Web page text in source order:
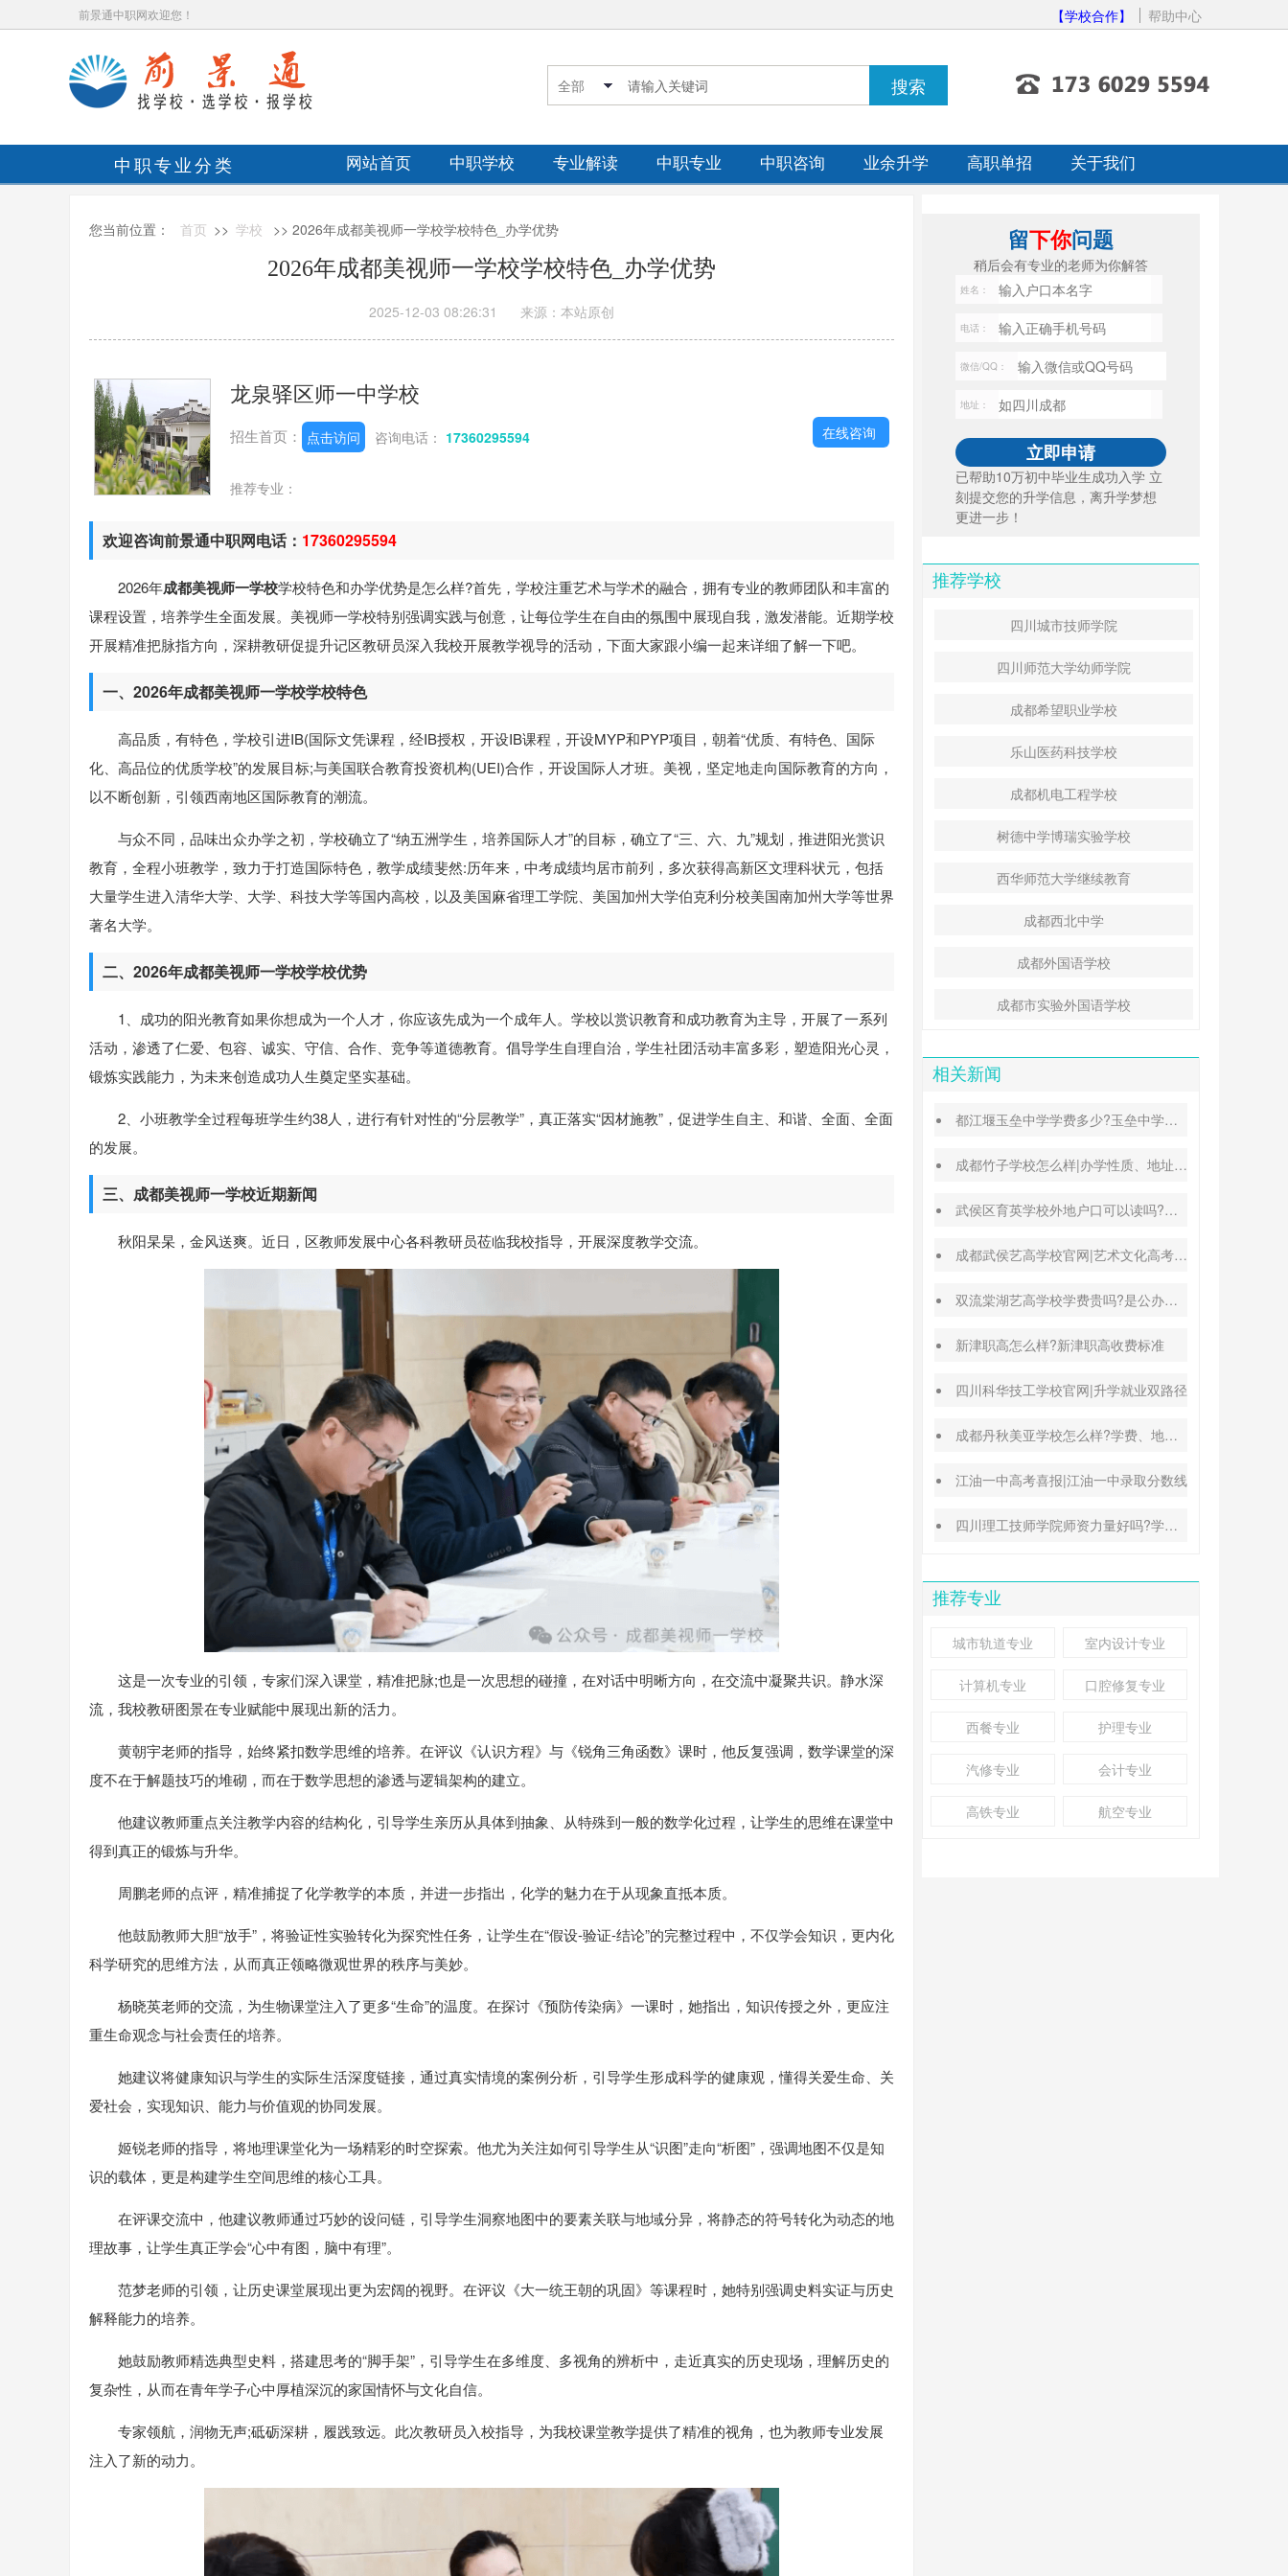
前景通中职网欢迎您！ 【学校合作】 帮助中心
中职专业分类 网站首页 中职学校 专业解读 中职专业 中职咨询 业余升学 高职单招 关于我们
您当前位置： 首页 >> 学校 >> 2026年成都美视师一学校学校特色_办学优势
2026年成都美视师一学校学校特色_办学优势
2025-12-03 08:26:31 来源：本站原创
龙泉驿区师一中学校
招生首页： 点击访问 咨询电话： 17360295594
推荐专业：
在线咨询
欢迎咨询前景通中职网电话： 17360295594
2026年成都美视师一学校学校特色和办学优势是怎么样?首先，学校注重艺术与学术的融合，拥有专业的教师团队和丰富的
课程设置，培养学生全面发展。美视师一学校特别强调实践与创意，让每位学生在自由的氛围中展现自我，激发潜能。近期学校
开展精准把脉指方向，深耕教研促提升记区教研员深入我校开展教学视导的活动，下面大家跟小编一起来详细了解一下吧。
一、2026年成都美视师一学校学校特色
高品质，有特色，学校引进IB(国际文凭课程，经IB授权，开设IB课程，开设MYP和PYP项目，朝着“优质、有特色、国际
化、高品位的优质学校”的发展目标;与美国联合教育投资机构(UEI)合作，开设国际人才班。美视，坚定地走向国际教育的方向，
以不断创新，引领西南地区国际教育的潮流。
与众不同，品味出众办学之初，学校确立了“纳五洲学生，培养国际人才”的目标，确立了“三、六、九”规划，推进阳光赏识
教育，全程小班教学，致力于打造国际特色，教学成绩斐然:历年来，中考成绩均居市前列，多次获得高新区文理科状元，包括
大量学生进入清华大学、大学、科技大学等国内高校，以及美国麻省理工学院、美国加州大学伯克利分校美国南加州大学等世界
著名大学。
二、2026年成都美视师一学校学校优势
1、成功的阳光教育如果你想成为一个人才，你应该先成为一个成年人。学校以赏识教育和成功教育为主导，开展了一系列
活动，渗透了仁爱、包容、诚实、守信、合作、竞争等道德教育。倡导学生自理自治，学生社团活动丰富多彩，塑造阳光心灵，
锻炼实践能力，为未来创造成功人生奠定坚实基础。
2、小班教学全过程每班学生约38人，进行有针对性的“分层教学”，真正落实“因材施教”，促进学生自主、和谐、全面、全面
的发展。
三、成都美视师一学校近期新闻
秋阳杲杲，金风送爽。近日，区教师发展中心各科教研员莅临我校指导，开展深度教学交流。
这是一次专业的引领，专家们深入课堂，精准把脉;也是一次思想的碰撞，在对话中明晰方向，在交流中凝聚共识。静水深
流，我校教研图景在专业赋能中展现出新的活力。
黄朝宇老师的指导，始终紧扣数学思维的培养。在评议《认识方程》与《锐角三角函数》课时，他反复强调，数学课堂的深
度不在于解题技巧的堆砌，而在于数学思想的渗透与逻辑架构的建立。
他建议教师重点关注教学内容的结构化，引导学生亲历从具体到抽象、从特殊到一般的数学化过程，让学生的思维在课堂中
得到真正的锻炼与升华。
周鹏老师的点评，精准捕捉了化学教学的本质，并进一步指出，化学的魅力在于从现象直抵本质。
他鼓励教师大胆“放手”，将验证性实验转化为探究性任务，让学生在“假设-验证-结论”的完整过程中，不仅学会知识，更内化
科学研究的思维方法，从而真正领略微观世界的秩序与美妙。
杨晓英老师的交流，为生物课堂注入了更多“生命”的温度。在探讨《预防传染病》一课时，她指出，知识传授之外，更应注
重生命观念与社会责任的培养。
她建议将健康知识与学生的实际生活深度链接，通过真实情境的案例分析，引导学生形成科学的健康观，懂得关爱生命、关
爱社会，实现知识、能力与价值观的协同发展。
姬锐老师的指导，将地理课堂化为一场精彩的时空探索。他尤为关注如何引导学生从“识图”走向“析图”，强调地图不仅是知
识的载体，更是构建学生空间思维的核心工具。
在评课交流中，他建议教师通过巧妙的设问链，引导学生洞察地图中的要素关联与地域分异，将静态的符号转化为动态的地
理故事，让学生真正学会“心中有图，脑中有理”。
范梦老师的引领，让历史课堂展现出更为宏阔的视野。在评议《大一统王朝的巩固》等课程时，她特别强调史料实证与历史
解释能力的培养。
她鼓励教师精选典型史料，搭建思考的“脚手架”，引导学生在多维度、多视角的辨析中，走近真实的历史现场，理解历史的
复杂性，从而在青年学子心中厚植深沉的家国情怀与文化自信。
专家领航，润物无声;砥砺深耕，履践致远。此次教研员入校指导，为我校课堂教学提供了精准的视角，也为教师专业发展
注入了新的动力。
留下你问题
稍后会有专业的老师为你解答
姓名：
电话：
微信/QQ：
地址：
已帮助10万初中毕业生成功入学 立
刻提交您的升学信息，离升学梦想
更进一步！
推荐学校
四川城市技师学院
四川师范大学幼师学院
成都希望职业学校
乐山医药科技学校
成都机电工程学校
树德中学博瑞实验学校
西华师范大学继续教育
成都西北中学
成都外国语学校
成都市实验外国语学校
相关新闻
都江堰玉垒中学学费多少?玉垒中学录取分数线
成都竹子学校怎么样|办学性质、地址、学费汇总
武侯区育英学校外地户口可以读吗?转学插班条件
成都武侯艺高学校官网|艺术文化高考班能高考吗
双流棠湖艺高学校学费贵吗?是公办还是民办
新津职高怎么样?新津职高收费标准
四川科华技工学校官网|升学就业双路径
成都丹秋美亚学校怎么样?学费、地址、办学特色汇总
江油一中高考喜报|江油一中录取分数线
四川理工技师学院师资力量好吗?学校地址在哪里
推荐专业
城市轨道专业 室内设计专业
计算机专业 口腔修复专业
西餐专业 护理专业
汽修专业 会计专业
高铁专业 航空专业